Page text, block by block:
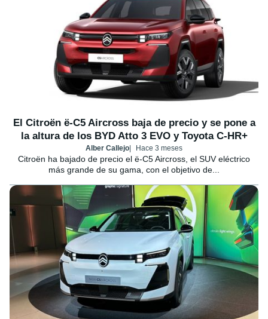
El Citroën ë-C5 Aircross baja de precio y se pone a
la altura de los BYD Atto 3 EVO y Toyota C-HR+
Alber Callejo Hace 3 meses
Citroën ha bajado de precio el ë-C5 Aircross, el SUV eléctrico
más grande de su gama, con el objetivo de...